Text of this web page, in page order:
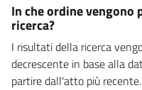
In che ordine
ricerca?
I risultati della ricerca
decrescente in base alla
partire dall'atto più recente.